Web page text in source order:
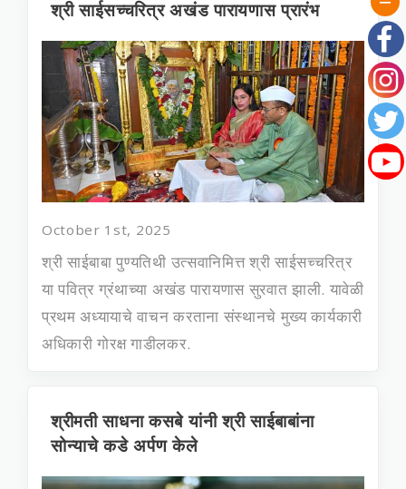
​श्री साईसच्चरित्र अखंड पारायणास प्रारंभ
October 1st, 2025
श्री साईबाबा पुण्यतिथी उत्सवानिमित्त श्री साईसच्‍चरित्र
या पवित्र ग्रंथाच्‍या अखंड पारायणास सुरवात झाली. यावेळी
प्रथम अध्यायाचे वाचन करताना संस्थानचे मुख्‍य कार्यकारी
अधिकारी गोरक्ष गाडीलकर.
श्रीमती साधना कसबे यांनी श्री साईबाबांना
सोन्याचे कडे अर्पण केले